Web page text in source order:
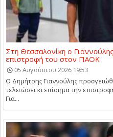
Στη Θεσσαλονίκη ο
επιστροφή του στον ΠΑΟΚ
05 Αυγούστου 2026 19:53
Ο Δημήτρης Γιαννούλης
τελειώσει κι επίσημα την
Για...